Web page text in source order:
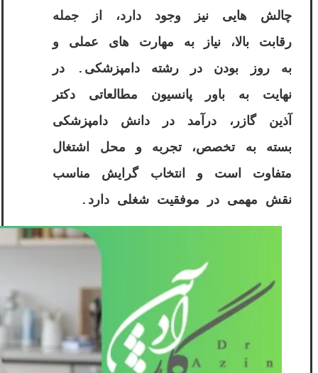
چالش هایی نیز وجود دارد، از جمله
رقابت بالا، نیاز به مهارت های عملی و
به روز بودن در رشته دامپزشکی. در
نهایت به باور پانسیون مطالعاتی دکتر
آذین گازر، درآمد در دانش دامپزشکی
بسته به تخصص، تجربه و محل اشتغال
متفاوت است و انتخاب گرایش مناسب
نقش مهمی در موفقیت شغلی دارد.